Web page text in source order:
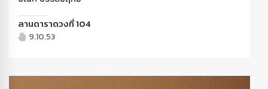
ลานดาราดวงที่ 104
9.10.53